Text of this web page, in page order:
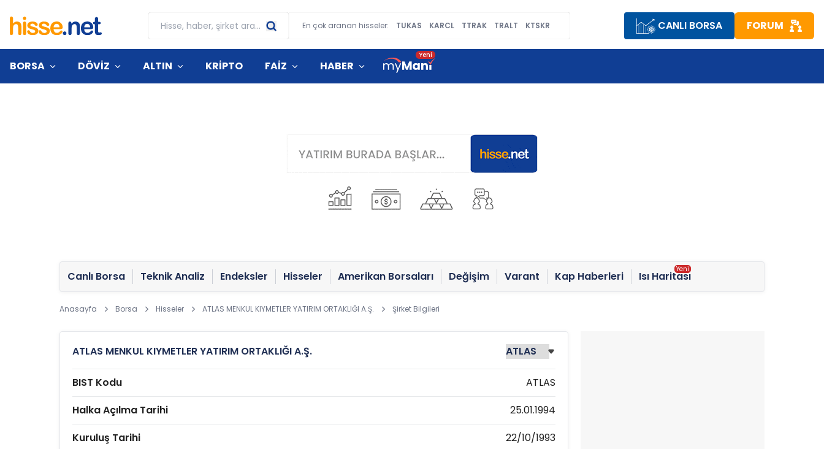
En çok aranan hisseler: TUKAS KARCL TTRAK TRALT KTSKR CANLI BORSA FORUM
BORSA DÖVİZ ALTIN KRİPTO FAİZ HABER
Canlı Borsa Teknik Analiz Endeksler Hisseler Amerikan Borsaları Değişim Varant Kap Haberleri Isı Haritası
Anasayfa Borsa Hisseler ATLAS MENKUL KIYMETLER YATIRIM ORTAKLIĞI A.Ş. Şirket Bilgileri
ATLAS MENKUL KIYMETLER YATIRIM ORTAKLIĞI A.Ş.
BIST Kodu
ATLAS
Halka Açılma Tarihi
25.01.1994
Kuruluş Tarihi
22/10/1993